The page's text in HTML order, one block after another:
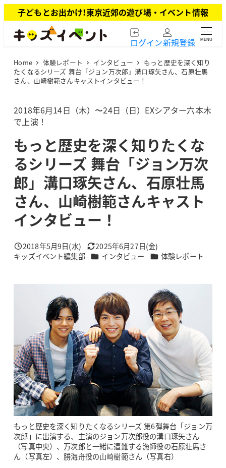
イ
子どもとお出かけ!東京近郊の遊び場・イベント情報
ログイン新規登録 MENU
Home 体験レポート インタビュー
もっと歴史を深く知り
たくなるシリーズ 舞台「ジョン万次郎」溝口琢矢さん、石原壮馬
さん、山崎樹範さんキャストインタビュー！
2018年6月14日（木）〜24日（日）EXシアター六本木
で上演！
もっと歴史を深く知りたくな
るシリーズ 舞台「ジョン万次
郎」溝口琢矢さん、石原壮馬
さん、山崎樹範さんキャスト
インタビュー！
投稿日
2018年5月9日(水) 更新日
2025年6月27日(金)
著
キッズイベント編集部 カテゴリー
インタビュー カテゴリー
体験レポート
もっと歴史を深く知りたくなるシリーズ 第6弾舞台「ジョン万
次郎」に出演する、主演のジョン万次郎役の溝口琢矢さん
（写真中央）、万次郎と一緒に遭難する漁師役の石原壮馬さ
ん（写真左）、勝海舟役の山崎樹範さん（写真右）